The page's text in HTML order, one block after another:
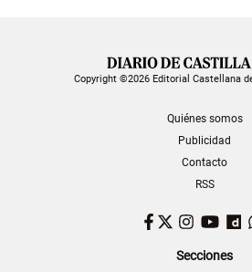
Copyright ©2026 Editorial Castellana
Quiénes somos
Publicidad
Contacto
RSS
Facebook
Twitter
Secciones